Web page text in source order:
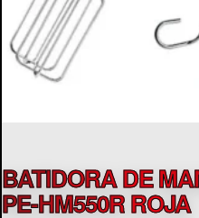
BATIDORA DE
PE-HM550R ROJA